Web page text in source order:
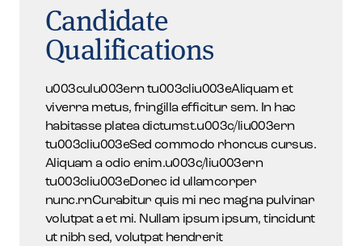
Candidate
Qualifications
u003culu003ern tu003cliu003eAliquam et
viverra metus, fringilla efficitur sem. In hac
habitasse platea dictumst.u003c/liu003ern
tu003cliu003eSed commodo rhoncus cursus.
Aliquam a odio enim.u003c/liu003ern
tu003cliu003eDonec id ullamcorper
nunc.rnCurabitur quis mi nec magna pulvinar
volutpat a et mi. Nullam ipsum ipsum, tincidunt
ut nibh sed, volutpat hendrerit